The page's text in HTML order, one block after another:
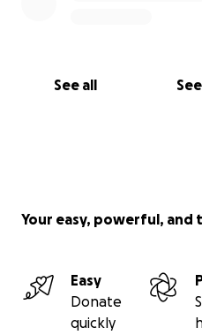
See all
Your easy, powerful,
Easy
Donate
quickly